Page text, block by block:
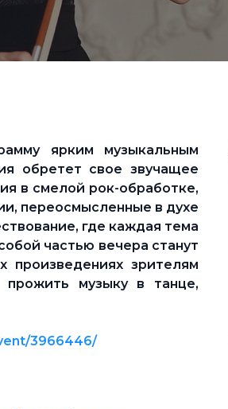
ярким музыкальным
обретет свое звучащее
в смелой рок-обработке,
переосмысленные в духе
где каждая тема
частью вечера станут
произведениях зрителям
музыку в танце,
3966446/